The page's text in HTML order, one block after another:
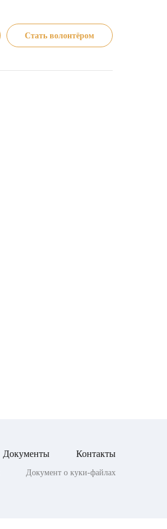
Стать волонтёром
Документы Контакты
Документ о куки-файлах